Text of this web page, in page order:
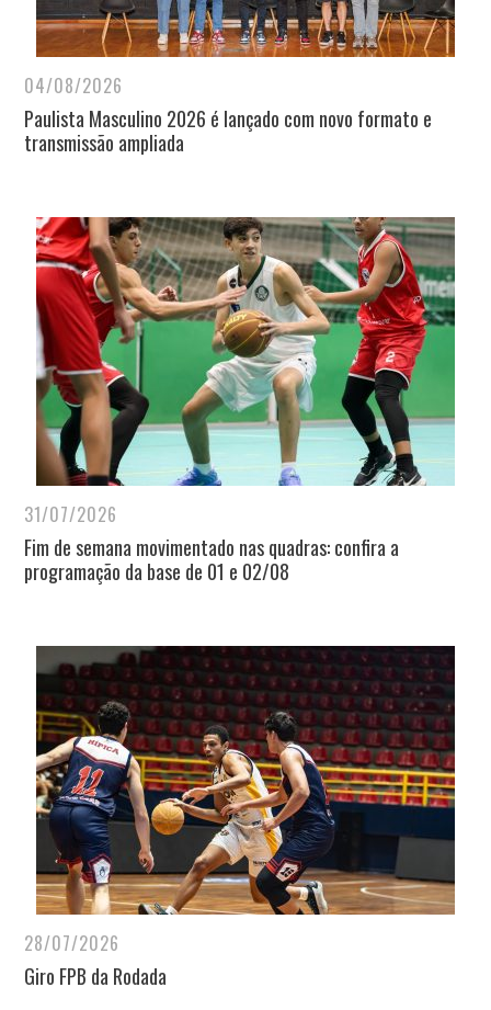
04/08/2026
Paulista Masculino 2026 é lançado com novo formato e
transmissão ampliada
31/07/2026
Fim de semana movimentado nas quadras: confira a
programação da base de 01 e 02/08
28/07/2026
Giro FPB da Rodada